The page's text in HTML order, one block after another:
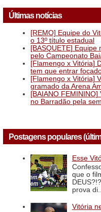
Últimas notícias
[REMO] Equipe do
o 13º título estadual
[BASQUETE]
pelo Campeonato
[Flamengo x Vitória]
tem que entrar
[Flamengo x Vitória]
gramado da Arena
[BAIANO
no Barradão pela
Postagens populares
Esse
que o
prova
Vitória